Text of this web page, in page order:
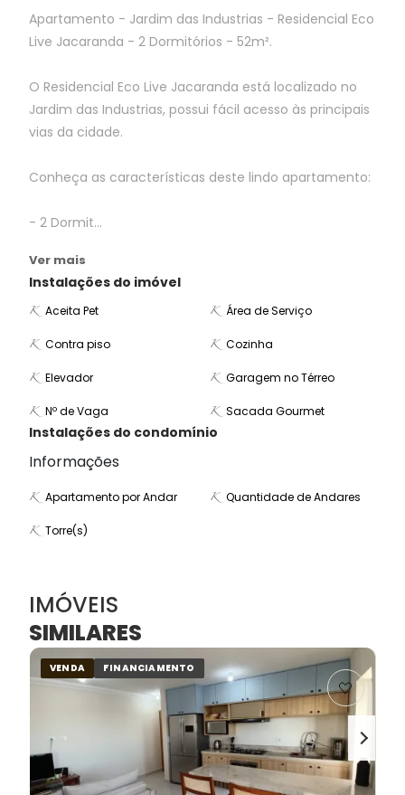
Apartamento - Jardim das Industrias - Residencial Eco
Live Jacaranda - 2 Dormitórios - 52m².
O Residencial Eco Live Jacaranda está localizado no
Jardim das Industrias, possui fácil acesso às principais
vias da cidade.
Conheça as características deste lindo apartamento:
- 2 Dormit...
Ver mais
Instalações do imóvel
Aceita Pet Área de Serviço
Contra piso Cozinha
Elevador Garagem no Térreo
Nº de Vaga Sacada Gourmet
Instalações do condomínio
Informações
Apartamento por Andar Quantidade de Andares
Torre(s)
IMÓVEIS
SIMILARES
VENDA FINANCIAMENTO